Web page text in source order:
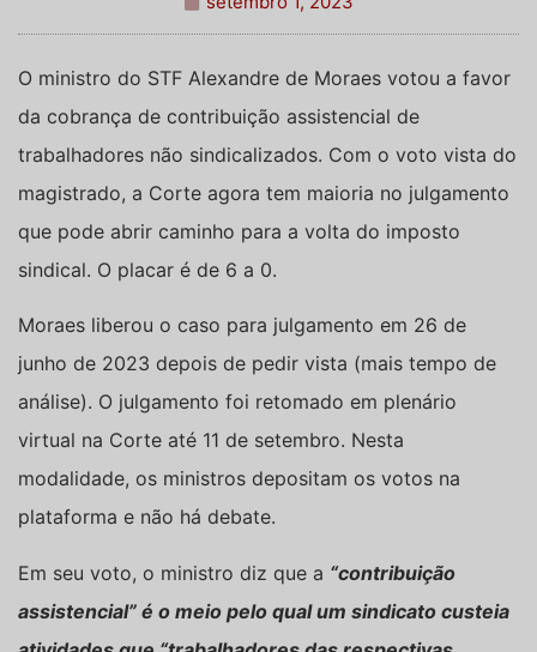
O ministro do STF Alexandre de Moraes votou a favor
da cobrança de contribuição assistencial de
trabalhadores não sindicalizados. Com o voto vista do
magistrado, a Corte agora tem maioria no julgamento
que pode abrir caminho para a volta do imposto
sindical. O placar é de 6 a 0.
Moraes liberou o caso para julgamento em 26 de
junho de 2023 depois de pedir vista (mais tempo de
análise). O julgamento foi retomado em plenário
virtual na Corte até 11 de setembro. Nesta
modalidade, os ministros depositam os votos na
plataforma e não há debate.
Em seu voto, o ministro diz que a “contribuição
assistencial” é o meio pelo qual um sindicato custeia